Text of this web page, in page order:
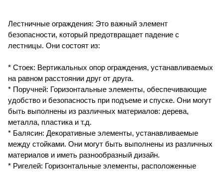
Лестничные ограждения: Это важный элемент
безопасности, который предотвращает падение с
лестницы. Они состоят из:
* Стоек: Вертикальных опор ограждения, устанавливаемых
на равном расстоянии друг от друга.
* Поручней: Горизонтальные элементы, обеспечивающие
удобство и безопасность при подъеме и спуске. Они могут
быть выполнены из различных материалов: дерева,
металла, пластика и т.д.
* Балясин: Декоративные элементы, устанавливаемые
между стойками. Они могут быть выполнены из различных
материалов и иметь разнообразный дизайн.
* Ригелей: Горизонтальные элементы, расположенные